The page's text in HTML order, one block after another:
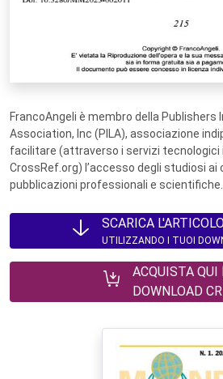
FrancoAngeli è membro della Publishers
Association, Inc (PILA), associazione
facilitare (attraverso i servizi
CrossRef.org) l’accesso degli studiosi
pubblicazioni professionali e scientifiche.
SCARICA
UTILIZZANDO I TUOI
ACQUISTA QUI
DOWNLOAD